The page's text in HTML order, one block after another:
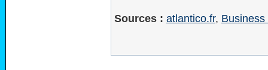
Sources : atlantico.fr, Business